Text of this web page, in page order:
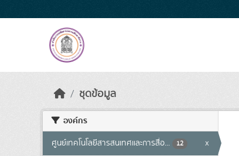
ชุดข้อมูล
องค์กร
ศูนย์เทคโนโลยีสารสนเทศและการสื่อ... 12 x